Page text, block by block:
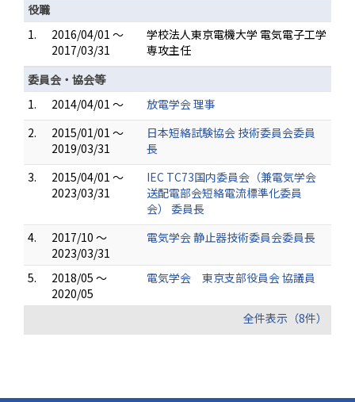
役職
1.
2016/04/01 ～
2017/03/31
学校法人東京電機大学 電気電子工学
専攻主任
委員会・協会等
1.
2014/04/01 ～
放電学会 理事
2.
2015/01/01 ～
2019/03/31
日本短絡試験協会 技術委員会委員
長
3.
2015/04/01 ～
2023/03/31
IEC TC73国内委員会（兼電気学会
送配電部会短絡電流標準化委員
会） 委員長
4.
2017/10 ～
2023/03/31
電気学会 静止器技術委員会委員長
5.
2018/05 ～
2020/05
電気学会 東京支部役員会 協議員
全件表示（8件）